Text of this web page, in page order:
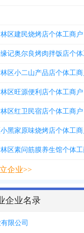
区建民烧烤店个体工商户
区小二山产品店个体工商
区旺源便利店个体工商户
区红卫民宿店个体工商户
黑家原味烧烤店个体工商
区素问筋膜养生馆个体工
企业>>
企业名录
限公司